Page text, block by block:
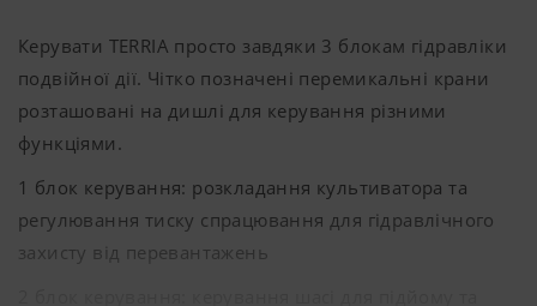
Керувати TERRIA просто завдяки 3 блокам гідравліки
подвійної дії. Чітко позначені перемикальні крани
розташовані на дишлі для керування різними
функціями.
1 блок керування: розкладання культиватора та
регулювання тиску спрацювання для гідравлічного
захисту від перевантажень